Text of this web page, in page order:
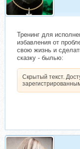
Тренинг для
избавления от
свою жизнь и
сказку - былью:
Скрытый текст.